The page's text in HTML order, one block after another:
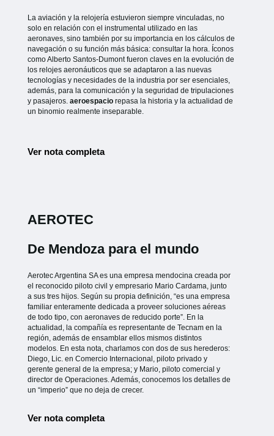
La aviación y la relojería estuvieron siempre vinculadas, no
solo en relación con el instrumental utilizado en las
aeronaves, sino también por su importancia en los cálculos de
navegación o su función más básica: consultar la hora. Íconos
como Alberto Santos-Dumont fueron claves en la evolución de
los relojes aeronáuticos que se adaptaron a las nuevas
tecnologías y necesidades de la industria por ser esenciales,
además, para la comunicación y la seguridad de tripulaciones
y pasajeros. aeroespacio repasa la historia y la actualidad de
un binomio realmente inseparable.
Ver nota completa
AEROTEC
De Mendoza para el mundo
Aerotec Argentina SA es una empresa mendocina creada por
el reconocido piloto civil y empresario Mario Cardama, junto
a sus tres hijos. Según su propia definición, “es una empresa
familiar enteramente dedicada a proveer soluciones aéreas
de todo tipo, con aeronaves de reducido porte”. En la
actualidad, la compañía es representante de Tecnam en la
región, además de ensamblar ellos mismos distintos
modelos. En esta nota, charlamos con dos de sus herederos:
Diego, Lic. en Comercio Internacional, piloto privado y
gerente general de la empresa; y Mario, piloto comercial y
director de Operaciones. Además, conocemos los detalles de
un “imperio” que no deja de crecer.
Ver nota completa